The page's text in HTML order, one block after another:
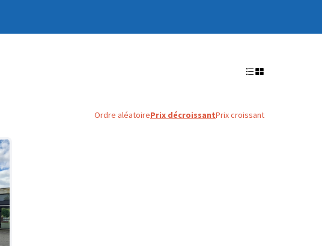
Ordre aléatoirePrix décroissantPrix croissant